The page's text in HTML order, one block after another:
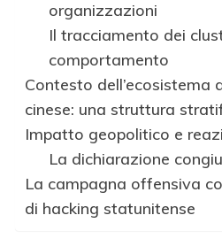
organizzazioni
Il tracciamento dei
comportamento
Contesto dell’ecosistema
cinese: una struttura
Impatto geopolitico e
La dichiarazione
La campagna offensiva
di hacking statunitense